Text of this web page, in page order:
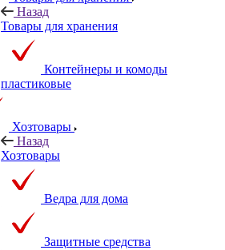
Назад
Товары для хранения
Контейнеры и комоды
пластиковые
Хозтовары
Назад
Хозтовары
Ведра для дома
Защитные средства